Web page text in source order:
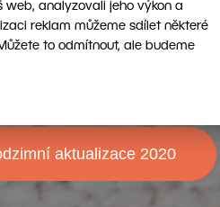
web, analyzovali jeho výkon a
reklam můžeme sdílet některé
to odmítnout, ale budeme
aktualizace 2020